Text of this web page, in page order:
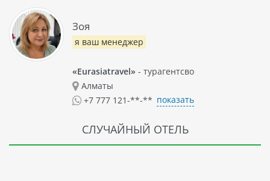
Зоя
я ваш менеджер
«Eurasiatravel» - турагентсво
Алматы
+7 777 121-**-** показать
СЛУЧАЙНЫЙ ОТЕЛЬ